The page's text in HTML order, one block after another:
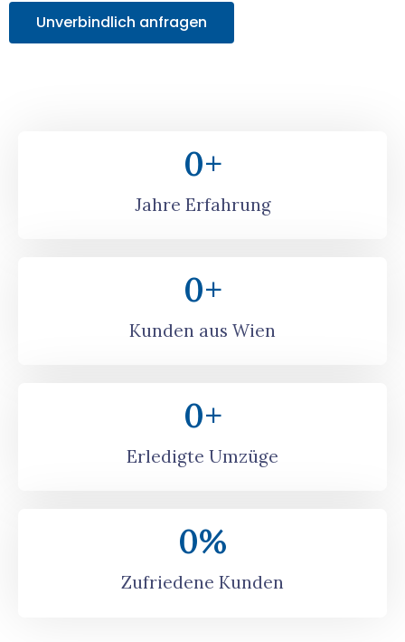
Unverbindlich anfragen
Jahre Erfahrung
0+
Kunden aus Wien
0+
Erledigte Umzüge
0+
Zufriedene Kunden
0%